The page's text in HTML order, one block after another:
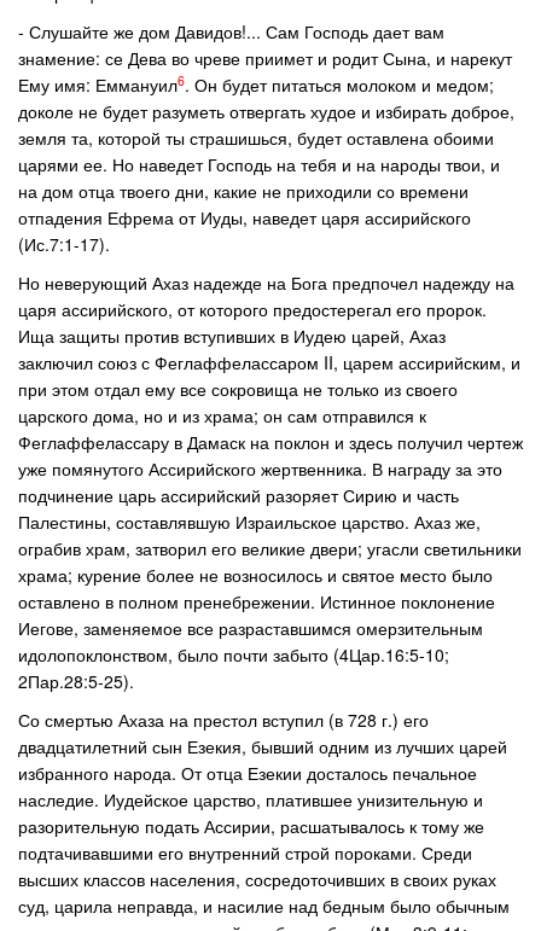
- Слушайте же дом Давидов!... Сам Господь дает вам
знамение: се Дева во чреве приимет и родит Сына, и нарекут
Ему имя: Еммануил6. Он будет питаться молоком и медом;
доколе не будет разуметь отвергать худое и избирать доброе,
земля та, которой ты страшишься, будет оставлена обоими
царями ее. Но наведет Господь на тебя и на народы твои, и
на дом отца твоего дни, какие не приходили со времени
отпадения Ефрема от Иуды, наведет царя ассирийского
(Ис.7:1-17).
Но неверующий Ахаз надежде на Бога предпочел надежду на
царя ассирийского, от которого предостерегал его пророк.
Ища защиты против вступивших в Иудею царей, Ахаз
заключил союз с Феглаффелассаром II, царем ассирийским, и
при этом отдал ему все сокровища не только из своего
царского дома, но и из храма; он сам отправился к
Феглаффелассару в Дамаск на поклон и здесь получил чертеж
уже помянутого Ассирийского жертвенника. В награду за это
подчинение царь ассирийский разоряет Сирию и часть
Палестины, составлявшую Израильское царство. Ахаз же,
ограбив храм, затворил его великие двери; угасли светильники
храма; курение более не возносилось и святое место было
оставлено в полном пренебрежении. Истинное поклонение
Иегове, заменяемое все разраставшимся омерзительным
идолопоклонством, было почти забыто (4Цар.16:5-10;
2Пар.28:5-25).
Со смертью Ахаза на престол вступил (в 728 г.) его
двадцатилетний сын Езекия, бывший одним из лучших царей
избранного народа. От отца Езекии досталось печальное
наследие. Иудейское царство, платившее унизительную и
разорительную подать Ассирии, расшатывалось к тому же
подтачивавшими его внутренний строй пороками. Среди
высших классов населения, сосредоточивших в своих руках
суд, царила неправда, и насилие над бедным было обычным